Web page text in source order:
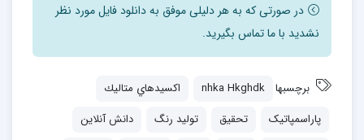
در صورتی که به هر دلیلی موفق به دانلود فایل مورد نظر
نشدید با ما تماس بگیرید.
برچسبها nhka Hkghdk
اكسيدهاي متاليك
پاراسمپاتيک
تحقیق توليد رنگ
دانش آنلاین